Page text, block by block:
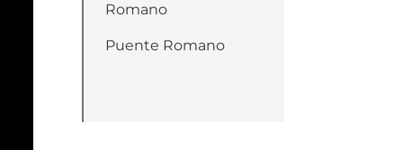
Romano
Puente Romano